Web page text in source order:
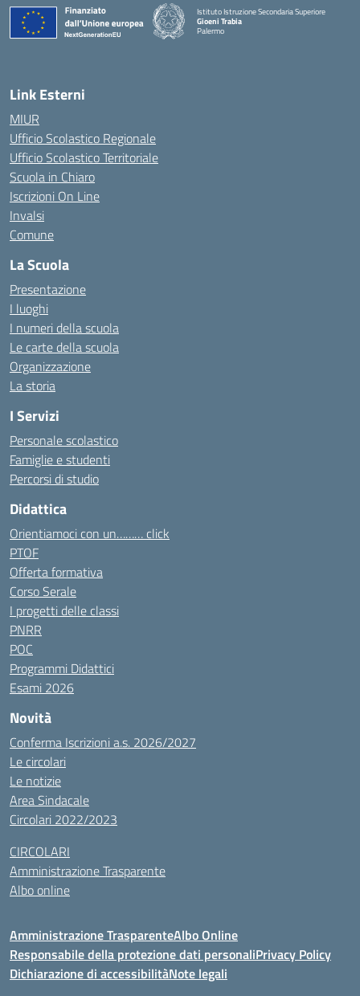
Istituto Istruzione Secondaria Superiore
Gioeni Trabia
Palermo
Link Esterni
MIUR
Ufficio Scolastico Regionale
Ufficio Scolastico Territoriale
Scuola in Chiaro
Iscrizioni On Line
Invalsi
Comune
La Scuola
Presentazione
I luoghi
I numeri della scuola
Le carte della scuola
Organizzazione
La storia
I Servizi
Personale scolastico
Famiglie e studenti
Percorsi di studio
Didattica
Orientiamoci con un……… click
PTOF
Offerta formativa
Corso Serale
I progetti delle classi
PNRR
POC
Programmi Didattici
Esami 2026
Novità
Conferma Iscrizioni a.s. 2026/2027
Le circolari
Le notizie
Area Sindacale
Circolari 2022/2023
CIRCOLARI
Amministrazione Trasparente
Albo online
Amministrazione TrasparenteAlbo Online
Responsabile della protezione dati personaliPrivacy Policy
Dichiarazione di accessibilitàNote legali